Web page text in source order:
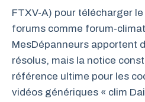
FTXV-A) pour télécharger
forums comme forum-
MesDépanneurs apportent
résolus, mais la notice
référence ultime pour les
vidéos génériques « clim